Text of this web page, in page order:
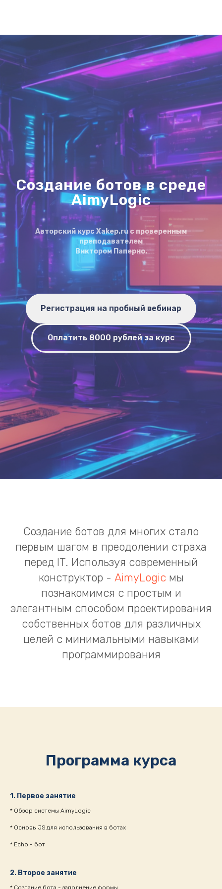
Создание ботов в среде
AimyLogic
Авторский курс Xakep.ru c проверенным
преподавателем
Виктором Паперно.
Регистрация на пробный вебинар
Оплатить 8000 рублей за курс
Создание ботов для многих стало
первым шагом в преодолении страха
перед IT. Используя современный
конструктор - AimyLogicмы
познакомимся с простым и
элегантным способом проектирования
собственных ботов для различных
целей с минимальными навыками
программирования
Программа курса
1. Первое занятие
* Обзор системы AimyLogic
* Основы JS для использования в ботах
* Echo - бот
2. Второе занятие
* Создание бота - заполнение формы